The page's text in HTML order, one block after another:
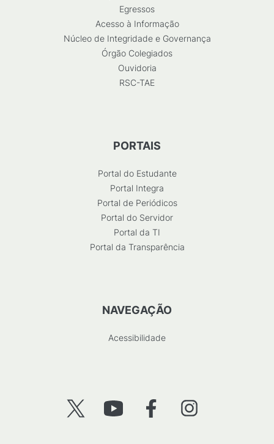
Egressos
Acesso à Informação
Núcleo de Integridade e Governança
Órgão Colegiados
Ouvidoria
RSC-TAE
PORTAIS
Portal do Estudante
Portal Integra
Portal de Periódicos
Portal do Servidor
Portal da TI
Portal da Transparência
NAVEGAÇÃO
Acessibilidade